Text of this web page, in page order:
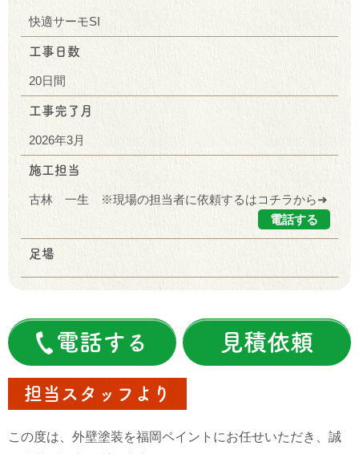
快適サーモSI
工事日数
20日間
工事完了月
2026年3月
施工担当
古林 一生 ※現場の担当者に依頼するはコチラから➜
電話する
足場
電話する 見積依頼
担当スタッフより
この度は、外壁塗装を福岡ペイントにお任せいただき、誠